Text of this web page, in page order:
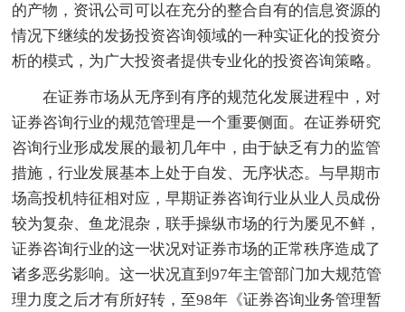
的产物，资讯公司可以在充分的整合自有的信息资源的
情况下继续的发扬投资咨询领域的一种实证化的投资分
析的模式，为广大投资者提供专业化的投资咨询策略。
在证券市场从无序到有序的规范化发展进程中，对
证券咨询行业的规范管理是一个重要侧面。在证券研究
咨询行业形成发展的最初几年中，由于缺乏有力的监管
措施，行业发展基本上处于自发、无序状态。与早期市
场高投机特征相对应，早期证券咨询行业从业人员成份
较为复杂、鱼龙混杂，联手操纵市场的行为屡见不鲜，
证券咨询行业的这一状况对证券市场的正常秩序造成了
诸多恶劣影响。这一状况直到97年主管部门加大规范管
理力度之后才有所好转，至98年《证券咨询业务管理暂